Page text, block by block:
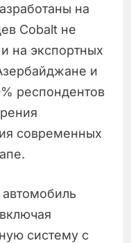
на
Cobalt не
на экспортных
и
респондентов
современных
автомобиль
систему с